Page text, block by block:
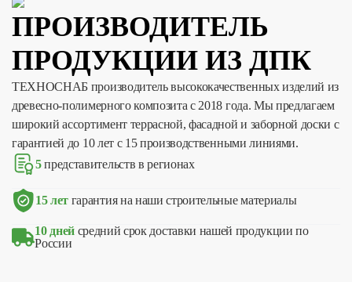
ПРОИЗВОДИТЕЛЬ
ПРОДУКЦИИ ИЗ ДПК
ТЕХНОСНАБ производитель высококачественных изделий из
древесно-полимерного композита с 2018 года. Мы предлагаем
широкий ассортимент террасной, фасадной и заборной доски с
гарантией до 10 лет с 15 производственными линиями.
5представительств в регионах
15 лет гарантия на наши строительные материалы
10 днейсредний срок доставки нашей продукции по
России